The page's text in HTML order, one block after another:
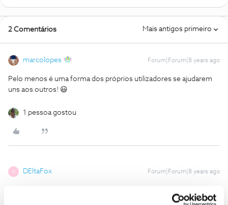
2 Comentários Mais antigos primeiro
marcolopes Forum|Forum|8 years ago
Pelo menos é uma forma dos próprios utilizadores se ajudarem
uns aos outros! 😃
1 pessoa gostou
D DEltaFox Forum|Forum|8 years ago
encaminhando as pessoas para as mensagens privadas mas